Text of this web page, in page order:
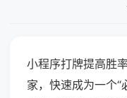
小程序打牌提高胜
家，快速成为一个“